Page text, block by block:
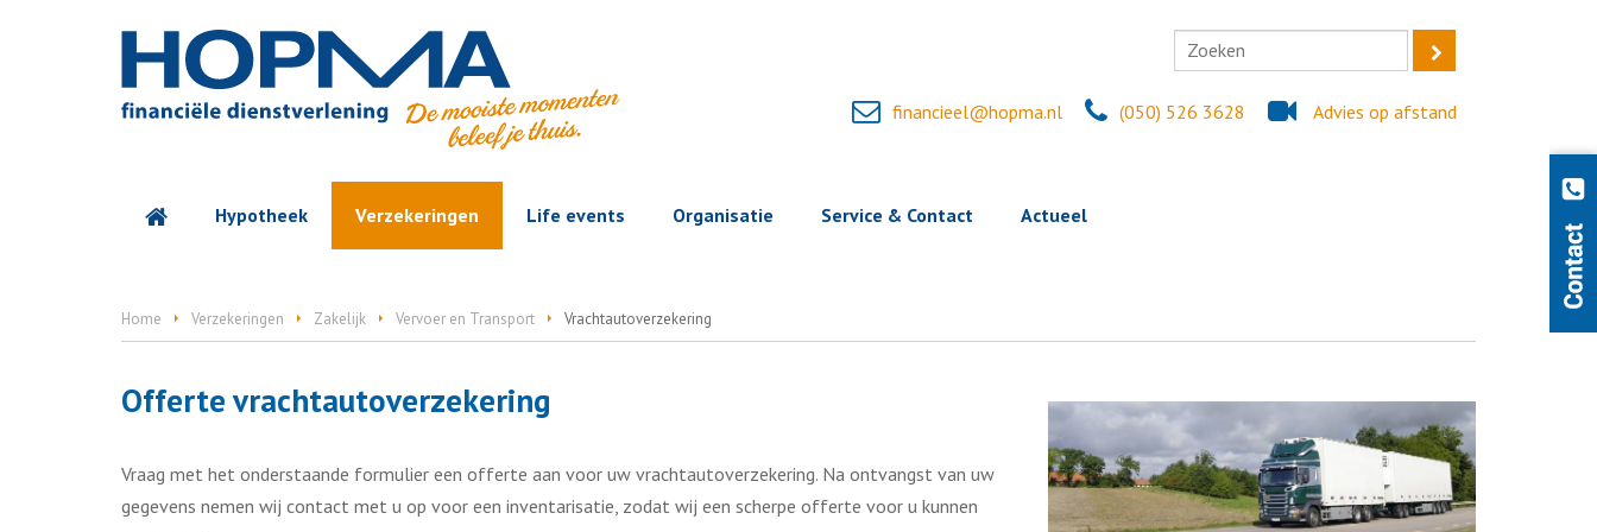
financieel@hopma.nl (050) 526 3628 Advies op afstand
Hypotheek Verzekeringen Life events Organisatie Service & Contact Actueel
Home Verzekeringen Zakelijk Vervoer en Transport Vrachtautoverzekering
Offerte vrachtautoverzekering
Vraag met het onderstaande formulier een offerte aan voor uw vrachtautoverzekering. Na ontvangst van uw
gegevens nemen wij contact met u op voor een inventarisatie, zodat wij een scherpe offerte voor u kunnen